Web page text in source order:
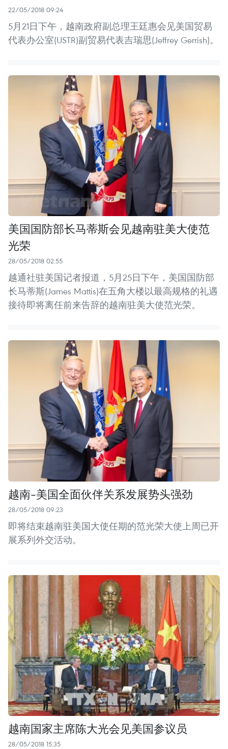
22/05/2018 09:24
5月21日下午，越南政府副总理王廷惠会见美国贸易
代表办公室(USTR)副贸易代表吉瑞思(Jeffrey Gerrish)。
美国国防部长马蒂斯会见越南驻美大使范
光荣
28/05/2018 02:55
越通社驻美国记者报道，5月25日下午，美国国防部
长马蒂斯(James Mattis)在五角大楼以最高规格的礼遇
接待即将离任前来告辞的越南驻美大使范光荣。
越南-美国全面伙伴关系发展势头强劲
28/05/2018 09:23
即将结束越南驻美国大使任期的范光荣大使上周已开
展系列外交活动。
越南国家主席陈大光会见美国参议员
28/05/2018 15:35